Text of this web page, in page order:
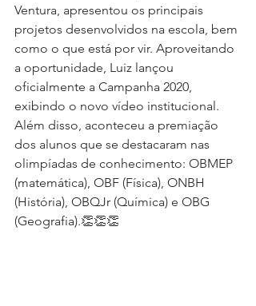
Ventura, apresentou os principais
projetos desenvolvidos na escola, bem
como o que está por vir. Aproveitando
a oportunidade, Luiz lançou
oficialmente a Campanha 2020,
exibindo o novo vídeo institucional.
Além disso, aconteceu a premiação
dos alunos que se destacaram nas
olimpíadas de conhecimento: OBMEP
(matemática), OBF (Física), ONBH
(História), OBQJr (Química) e OBG
(Geografia).👏👏👏